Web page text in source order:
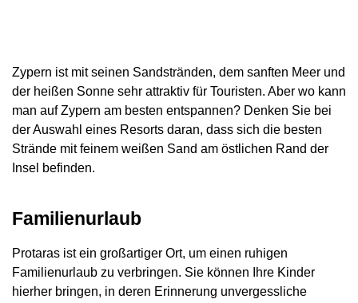
Zypern ist mit seinen Sandstränden, dem sanften Meer und
der heißen Sonne sehr attraktiv für Touristen. Aber wo kann
man auf Zypern am besten entspannen? Denken Sie bei
der Auswahl eines Resorts daran, dass sich die besten
Strände mit feinem weißen Sand am östlichen Rand der
Insel befinden.
Familienurlaub
Protaras ist ein großartiger Ort, um einen ruhigen
Familienurlaub zu verbringen. Sie können Ihre Kinder
hierher bringen, in deren Erinnerung unvergessliche